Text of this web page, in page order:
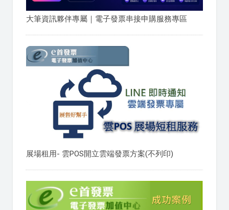
大筆資訊夥伴專屬｜電子發票串接申購服務專區
展場租用- 雲POS開立雲端發票方案(不列印)